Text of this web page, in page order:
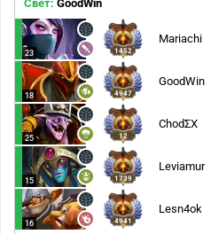
Свет: GoodWin
23 1452
Mariachi
18 4947
GoodWin
25 12
ChodΣX
15 1739
Leviamur
16 4941
Lesn4ok